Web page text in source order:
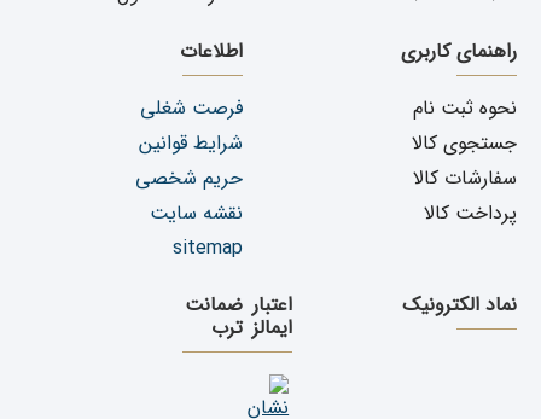
راهنمای کاربری
نحوه ثبت نام
جستجوی کالا
سفارشات کالا
پرداخت کالا
اطلاعات
فرصت شغلی
شرایط قوانین
حریم شخصی
نقشه سایت
sitemap
نماد الکترونیک
اعتبار
ایمالز
ضمانت
ترب